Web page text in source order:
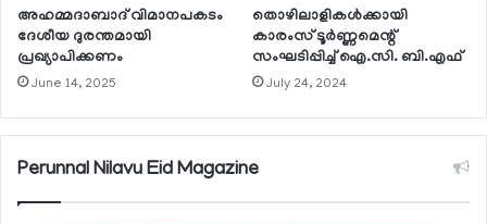
അഹമ്മദാബാദ് വിമാനപകടം
ദേശീയ ദുരന്തമായി
പ്രഖ്യാപിക്കണം
June 14, 2025
തൊഴിലാളികള്‍ക്കായി
കാരംസ് ടൂര്‍ണ്ണമെന്റ്
സംഘടിപ്പിച്ച് ഐ.സി. ബി.എഫ്
July 24, 2024
Perunnal Nilavu Eid Magazine